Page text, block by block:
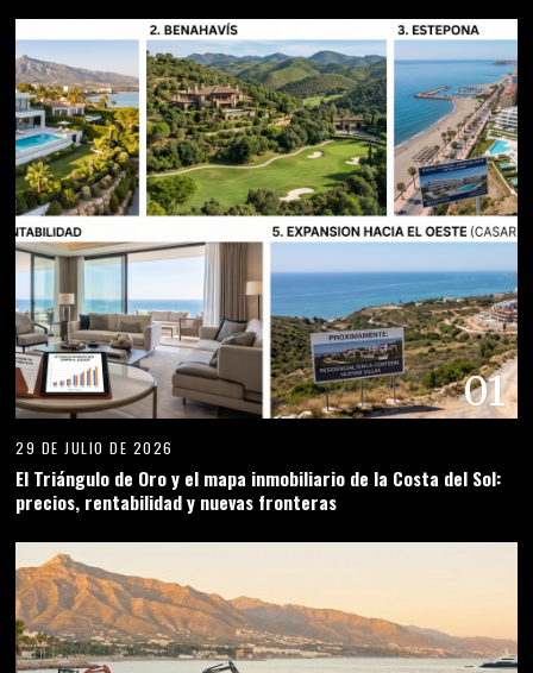
01
29 DE JULIO DE 2026
El Triángulo de Oro y el mapa inmobiliario de la Costa del Sol:
precios, rentabilidad y nuevas fronteras